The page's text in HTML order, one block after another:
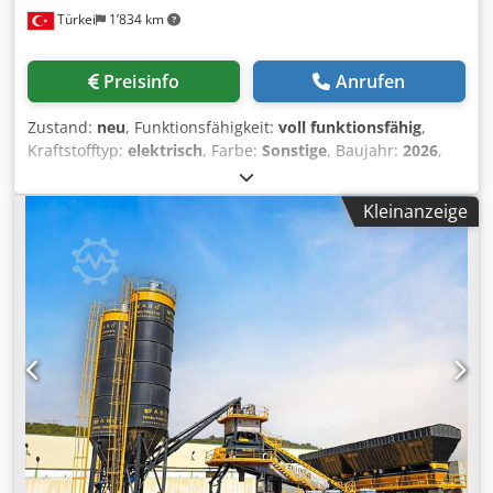
Wasserverwiegungsbunker • Zementverwiegungsbunker •
Zementschnecke • Geschraubtes Zementsilo • Oberfilter,
Sicherheitsventil und Zubehör • Schaltschrank • PC- und
FÜR WEITERE INFORMATIONEN STEHEN WIR IHNEN
JEDERZEIT GERNE TELEFONISCH ZUR VERFÜGUNG!
Türkei 1’834 km
Preisinfo Anrufen
Zustand: neu, Funktionsfähigkeit: voll funktionsfähig,
Kraftstofftyp: elektrisch, Farbe: Sonstige, Baujahr: 2026,
Die stationären Betonmischanlagen der COMPACT-Serie
bieten mit praktischen und effizienten Lösungen eine hohe
Kundenzufriedenheit auf allen Ebenen. Stationäre
Betonmischanlagen gewährleisten eine einfache und
leistungsstarke Produktion von homogenem Beton mit
hoher Kapazität. Die Compact-Serie zeichnet sich durch
ein benutzerfreundliches Bedienungssystem und die
niedrigsten Investitionskosten aus. Darüber hinaus sorgt
die Anlage für einen gezielten Einsatz der
Unternehmensressourcen, wodurch Zeitersparnis zu
zusätzlichem Gewinn führt. TECHNISCHE DATEN: Modell:
Kompakt 60 Produktionskapazität: 60 m³ Mischertyp:
Doppelwellenmischer 1 m³ Zementwaage: 600 kg
Zusatzmittelwaage: 30 kg Wasserwaage: 250 kg Zementsilo
Kleinanzeige